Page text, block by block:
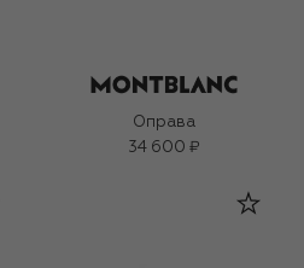
Оправа
34 600 ₽